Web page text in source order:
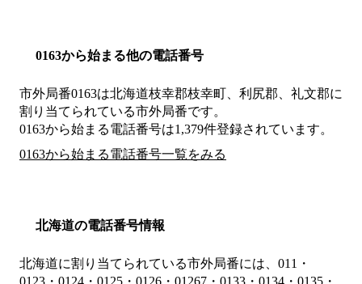
0163から始まる他の電話番号
市外局番0163は北海道枝幸郡枝幸町、利尻郡、礼文郡に
割り当てられている市外局番です。
0163から始まる電話番号は1,379件登録されています。
0163から始まる電話番号一覧をみる
北海道の電話番号情報
北海道に割り当てられている市外局番には、011・